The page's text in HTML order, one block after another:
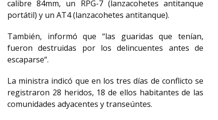
calibre 84mm, un RPG-7 (lanzacohetes antitanque
portátil) y un AT4 (lanzacohetes antitanque).
También, informó que “las guaridas que tenían,
fueron destruidas por los delincuentes antes de
escaparse“.
La ministra indicó que en los tres días de conflicto se
registraron 28 heridos, 18 de ellos habitantes de las
comunidades adyacentes y transeúntes.